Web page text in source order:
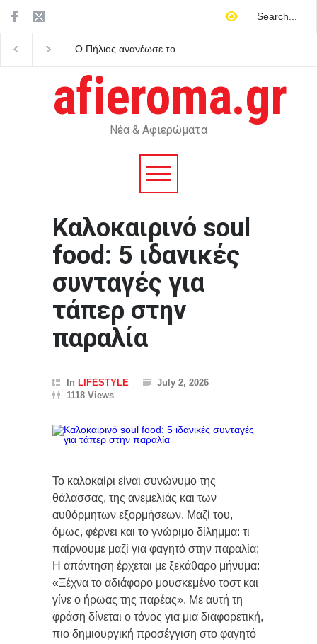
Ο Πήλιος ανανέωσε το
afieroma.gr
Νέα & Αφιερώματα
Καλοκαιρινό soul
food: 5 ιδανικές
συνταγές για
τάπερ στην
παραλία
In LIFESTYLE
July 2, 2026
1118 Views
Το καλοκαίρι είναι συνώνυμο της
θάλασσας, της ανεμελιάς και των
αυθόρμητων εξορμήσεων. Μαζί του,
όμως, φέρνει και το γνώριμο δίλημμα: τι
παίρνουμε μαζί για φαγητό στην παραλία;
Η απάντηση έρχεται με ξεκάθαρο μήνυμα:
«Ξέχνα το αδιάφορο μουσκεμένο τοστ και
γίνε ο ήρωας της παρέας». Με αυτή τη
φράση δίνεται ο τόνος για μια διαφορετική,
πιο δημιουργική προσέγγιση στο φαγητό